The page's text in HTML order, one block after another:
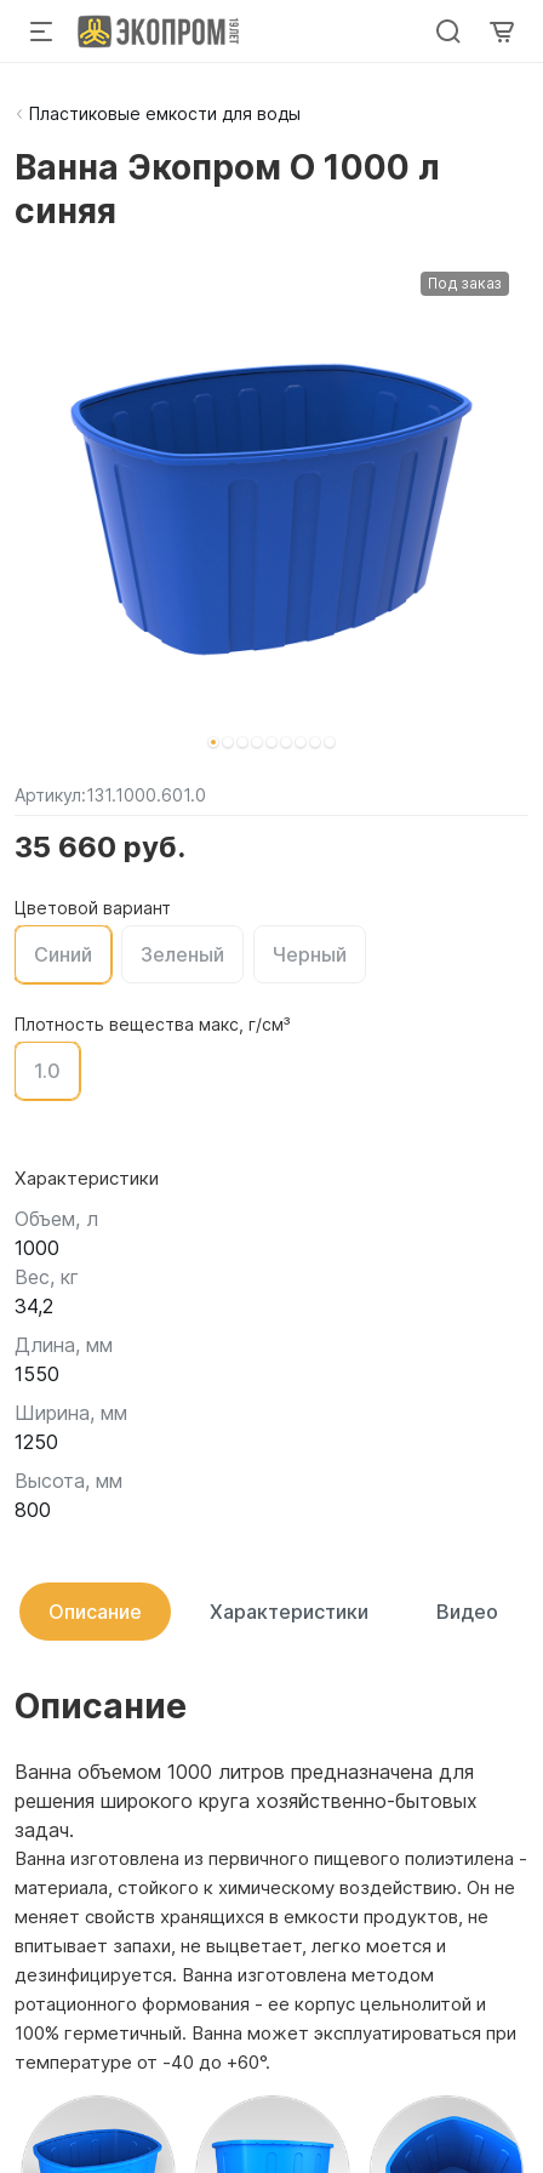
Пластиковые емкости для воды
Ванна Экопром O 1000 л
синяя
Под заказ
Артикул:131.1000.601.0
35 660 руб.
Цветовой вариант
Синий Зеленый Черный
Плотность вещества макс, г/см³
1.0
Характеристики
Объем, л
1000
Вес, кг
34,2
Длина, мм
1550
Ширина, мм
1250
Высота, мм
800
Описание Характеристики Видео
Описание
Ванна объемом 1000 литров предназначена для
решения широкого круга хозяйственно-бытовых
задач.
Ванна изготовлена из первичного пищевого полиэтилена -
материала, стойкого к химическому воздействию. Он не
меняет свойств хранящихся в емкости продуктов, не
впитывает запахи, не выцветает, легко моется и
дезинфицируется. Ванна изготовлена методом
ротационного формования - ее корпус цельнолитой и
100% герметичный. Ванна может эксплуатироваться при
температуре от -40 до +60°.